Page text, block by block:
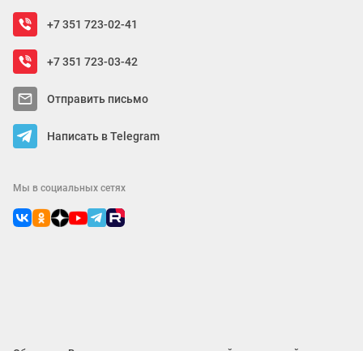
+7 351 723-02-41
+7 351 723-03-42
Отправить письмо
Написать в Telegram
Мы в социальных сетях